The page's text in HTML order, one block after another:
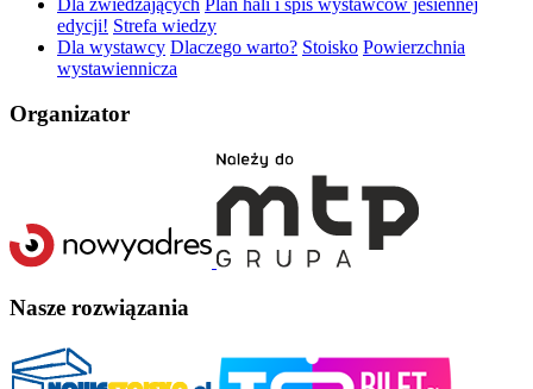
edycji! Strefa wiedzy
Dla wystawcy Dlaczego warto? Stoisko Powierzchnia
wystawiennicza
Organizator
Nasze rozwiązania